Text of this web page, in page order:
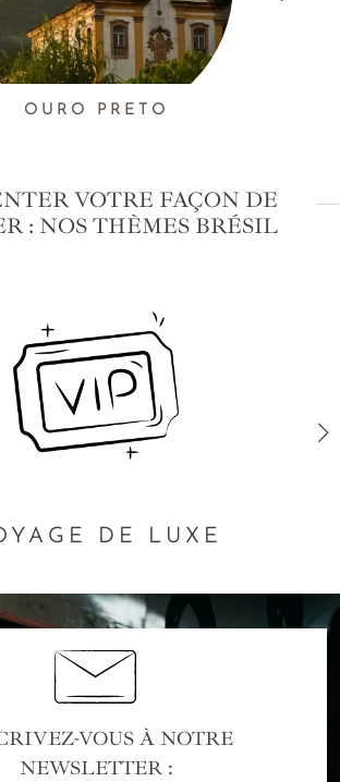
OURO PRETO
VOTRE FAÇON DE
: NOS THÈMES BRÉSIL
DE LUXE
VOUS À NOTRE
NEWSLETTER :